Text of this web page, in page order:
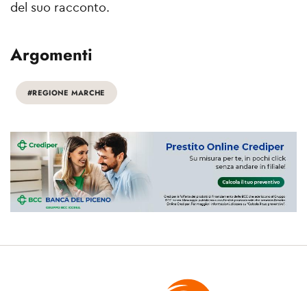
del suo racconto.
Argomenti
#REGIONE MARCHE